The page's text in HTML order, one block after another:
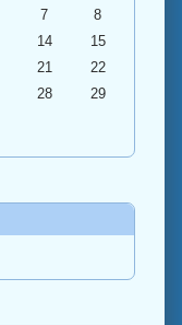
7
8
14
15
21
22
28
29